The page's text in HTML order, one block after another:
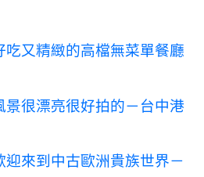
吃又精緻的高檔無菜單餐廳
景很漂亮很好拍的－台中港
迎來到中古歐洲貴族世界－